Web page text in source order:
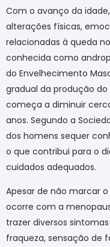
Com o avanço da
alterações físicas,
relacionadas à queda
conhecida como
do Envelhecimento
gradual da produção
começa a diminuir
anos. Segundo a
dos homens sequer
o que contribui para o
cuidados adequados.
Apesar de não marcar
ocorre com a
trazer diversos
fraqueza, sensação de